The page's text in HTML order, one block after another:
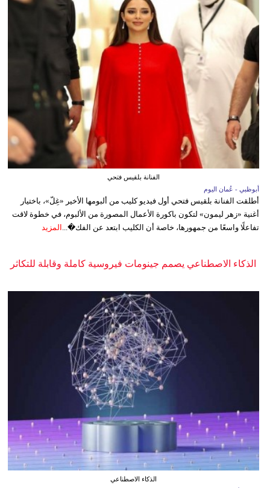
الفنانة بلقيس فتحي
أبوظبي - عُمان اليوم
أطلقت الفنانة بلقيس فتحي أول فيديو كليب من ألبومها الأخير «غِلّ»، باختيار
أغنية «زهر ليمون» لتكون باكورة الأعمال المصورة من الألبوم، في خطوة لاقت
تفاعلًا واسعًا من جمهورها، خاصة أن الكليب ابتعد عن الفك�... المزيد
الذكاء الاصطناعي يصمم جينومات فيروسية كاملة وقابلة للتكاثر
الذكاء الاصطناعي